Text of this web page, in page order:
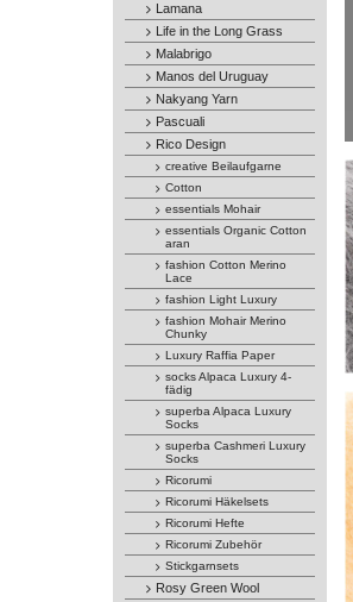
Lamana
Life in the Long Grass
Malabrigo
Manos del Uruguay
Nakyang Yarn
Pascuali
Rico Design
creative Beilaufgarne
Cotton
essentials Mohair
essentials Organic Cotton
aran
fashion Cotton Merino
Lace
fashion Light Luxury
fashion Mohair Merino
Chunky
Luxury Raffia Paper
socks Alpaca Luxury 4-
fädig
superba Alpaca Luxury
Socks
superba Cashmeri Luxury
Socks
Ricorumi
Ricorumi Häkelsets
Ricorumi Hefte
Ricorumi Zubehör
Stickgarnsets
Rosy Green Wool